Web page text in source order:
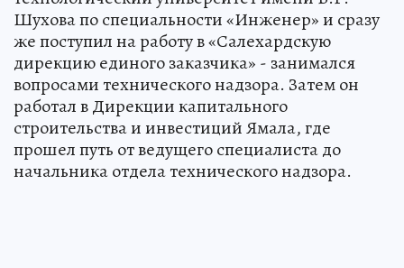
Шухова по специальности «Инженер» и сразу
же поступил на работу в «Салехардскую
дирекцию единого заказчика» - занимался
вопросами технического надзора. Затем он
работал в Дирекции капитального
строительства и инвестиций Ямала, где
прошел путь от ведущего специалиста до
начальника отдела технического надзора.